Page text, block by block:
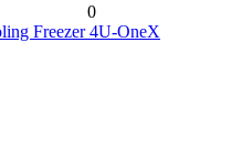
0
Freezer 4U-OneX